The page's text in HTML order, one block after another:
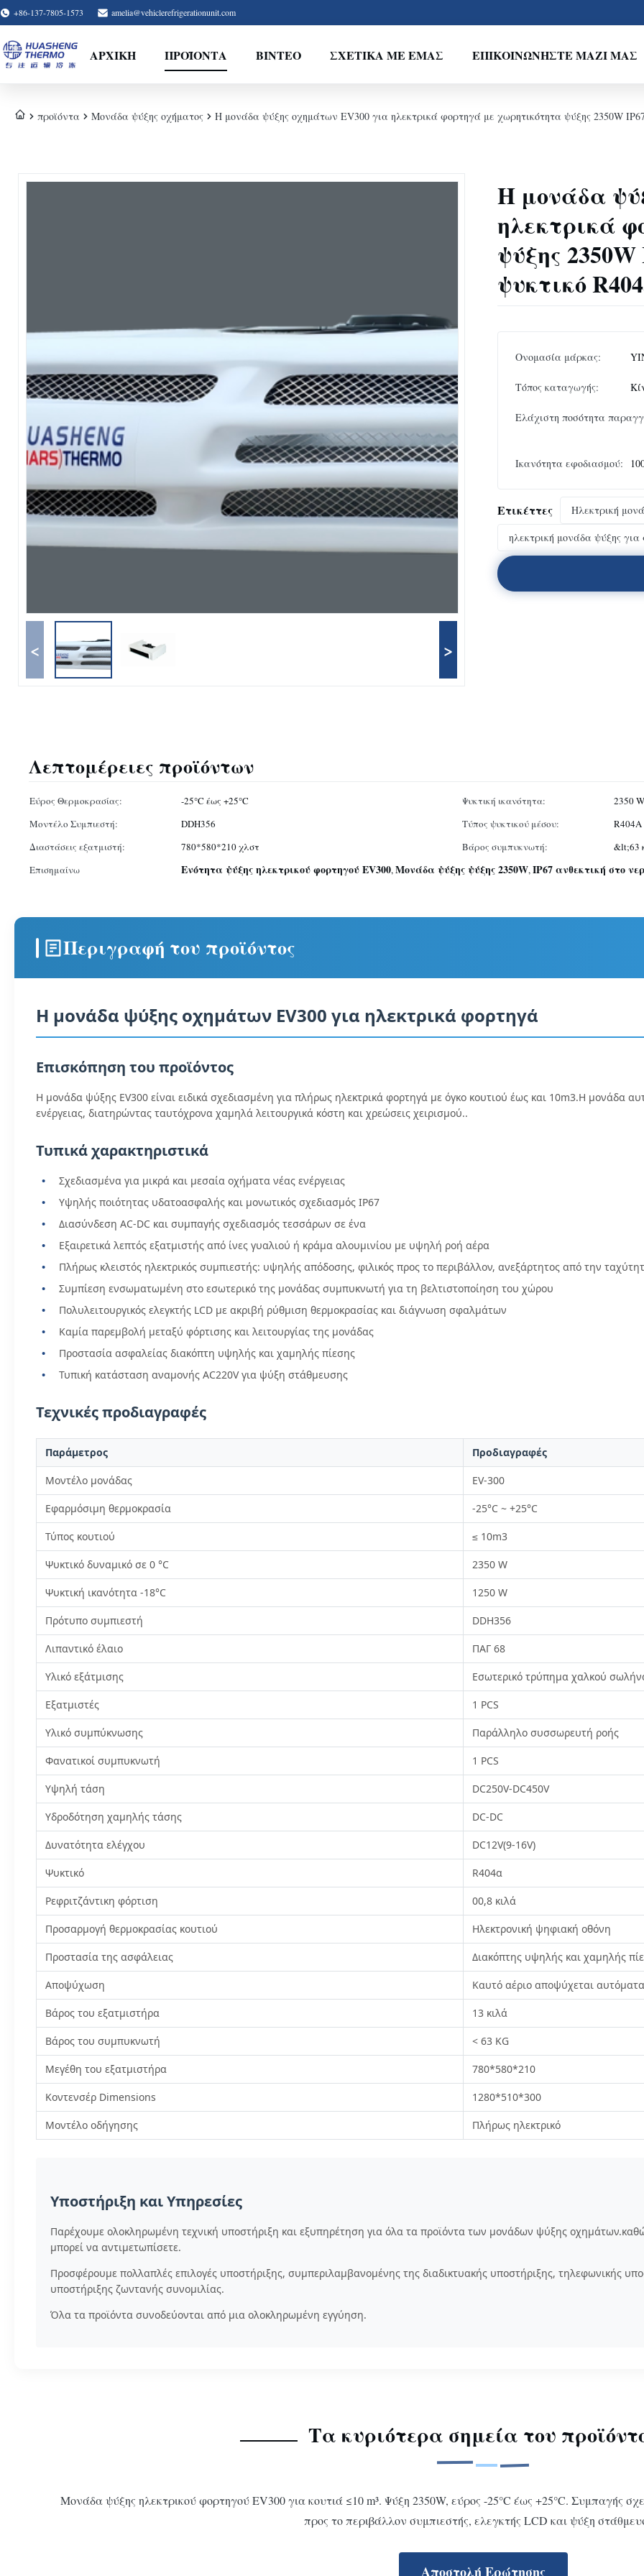
+86-137-7805-1573 amelia@vehiclerefrigerationunit.com
ΑΡΧΙΚΉ ΠΡΟΪΌΝΤΑ ΒΊΝΤΕΟ ΣΧΕΤΙΚΆ ΜΕ ΕΜΆΣ ΕΠΙΚΟΙΝΩΝΉΣΤΕ ΜΑΖΊ ΜΑΣ
προϊόντα Μονάδα ψύξης οχήματος Η μονάδα ψύξης οχημάτων EV300 για ηλεκτρικά φορτηγά με χωρητικότητα ψύξης 2350W
< >
Η μονάδα
ηλεκτρικά
ψύξης
ψυκτικό
Ονομασία μάρκας:
Τόπος καταγωγής:
Ελάχιστη ποσότητα
Ικανότητα εφοδιασμού:
Ετικέττες
Ηλεκτρική
ηλεκτρική μονάδα ψύξης
Λεπτομέρειες προϊόντων
Εύρος Θερμοκρασίας: -25°C έως +25°C Ψυκτική ικανότητα:
2350
Μοντέλο Συμπιεστή:
DDH356 Τύπος ψυκτικού μέσου:
R404A
Διαστάσεις εξατμιστή:
780*580*210 χλστ Βάρος συμπυκνωτή:
&lt;63
Επισημαίνω
Ενότητα ψύξης ηλεκτρικού φορτηγού EV300,Μονάδα ψύξης ψύξης 2350W,IP67 ανθεκτική στο
Περιγραφή του προϊόντος
Η μονάδα ψύξης οχημάτων EV300 για ηλεκτρικά φορτηγά
Επισκόπηση του προϊόντος
Η μονάδα ψύξης EV300 είναι ειδικά σχεδιασμένη για πλήρως ηλεκτρικά φορτηγά με όγκο κουτιού έως και 10m3.Η μονάδα
ενέργειας, διατηρώντας ταυτόχρονα χαμηλά λειτουργικά κόστη και χρεώσεις χειρισμού..
Τυπικά χαρακτηριστικά
Σχεδιασμένα για μικρά και μεσαία οχήματα νέας ενέργειας
Υψηλής ποιότητας υδατοασφαλής και μονωτικός σχεδιασμός IP67
Διασύνδεση AC-DC και συμπαγής σχεδιασμός τεσσάρων σε ένα
Εξαιρετικά λεπτός εξατμιστής από ίνες γυαλιού ή κράμα αλουμινίου με υψηλή ροή αέρα
Πλήρως κλειστός ηλεκτρικός συμπιεστής: υψηλής απόδοσης, φιλικός προς το περιβάλλον, ανεξάρτητος από την
Συμπίεση ενσωματωμένη στο εσωτερικό της μονάδας συμπυκνωτή για τη βελτιστοποίηση του χώρου
Πολυλειτουργικός ελεγκτής LCD με ακριβή ρύθμιση θερμοκρασίας και διάγνωση σφαλμάτων
Καμία παρεμβολή μεταξύ φόρτισης και λειτουργίας της μονάδας
Προστασία ασφαλείας διακόπτη υψηλής και χαμηλής πίεσης
Τυπική κατάσταση αναμονής AC220V για ψύξη στάθμευσης
Τεχνικές προδιαγραφές
Παράμετρος Προδιαγραφές
Μοντέλο μονάδας EV-300
Εφαρμόσιμη θερμοκρασία -25°C ~ +25°C
Τύπος κουτιού ≤ 10m3
Ψυκτικό δυναμικό σε 0 °C 2350 W
Ψυκτική ικανότητα -18°C 1250 W
Πρότυπο συμπιεστή DDH356
Λιπαντικό έλαιο ΠΑΓ 68
Υλικό εξάτμισης Εσωτερικό τρύπημα χαλκού
Εξατμιστές 1 PCS
Υλικό συμπύκνωσης Παράλληλο συσσωρευτή ροής
Φανατικοί συμπυκνωτή 1 PCS
Υψηλή τάση DC250V-DC450V
Υδροδότηση χαμηλής τάσης DC-DC
Δυνατότητα ελέγχου DC12V(9-16V)
Ψυκτικό R404α
Ρεφριτζάντικη φόρτιση 00,8 κιλά
Προσαρμογή θερμοκρασίας κουτιού Ηλεκτρονική ψηφιακή οθόνη
Προστασία της ασφάλειας Διακόπτης υψηλής και χαμηλής
Αποψύχωση Καυτό αέριο αποψύχεται αυτόματα
Βάρος του εξατμιστήρα 13 κιλά
Βάρος του συμπυκνωτή < 63 KG
Μεγέθη του εξατμιστήρα 780*580*210
Κοντενσέρ Dimensions 1280*510*300
Μοντέλο οδήγησης Πλήρως ηλεκτρικό
Υποστήριξη και Υπηρεσίες
Παρέχουμε ολοκληρωμένη τεχνική υποστήριξη και εξυπηρέτηση για όλα τα προϊόντα των μονάδων ψύξης
μπορεί να αντιμετωπίσετε.
Προσφέρουμε πολλαπλές επιλογές υποστήριξης, συμπεριλαμβανομένης της διαδικτυακής υποστήριξης, τηλεφωνικής
υποστήριξης ζωντανής συνομιλίας.
Όλα τα προϊόντα συνοδεύονται από μια ολοκληρωμένη εγγύηση.
Τα κυριότερα σημεία του
Μονάδα ψύξης ηλεκτρικού φορτηγού EV300 για κουτιά ≤10 m³. Ψύξη 2350W, εύρος -25°C έως +25°C. Συμπαγής
προς το περιβάλλον συμπιεστής, ελεγκτής LCD και ψύξη
Αποστολή Ερώτησης